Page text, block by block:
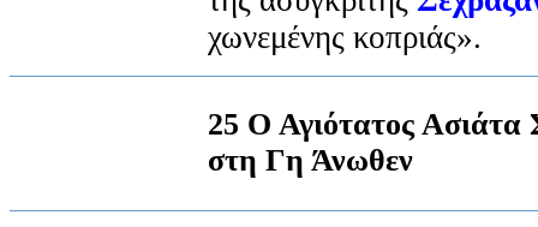
χωνεμένης κοπριάς».
25 Ο Αγιότατος Ασιάτα
στη Γη Άνωθεν